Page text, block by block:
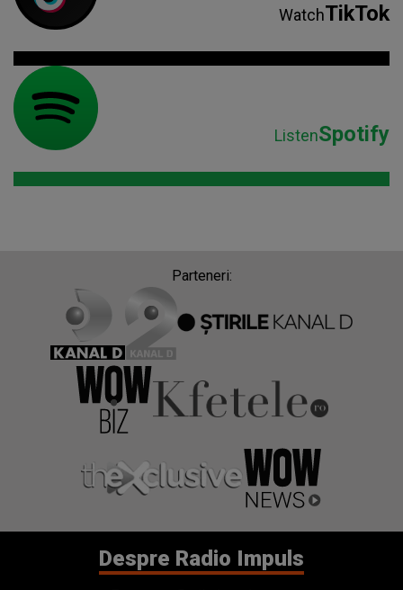
WatchTikTok
ListenSpotify
Parteneri:
Despre Radio Impuls